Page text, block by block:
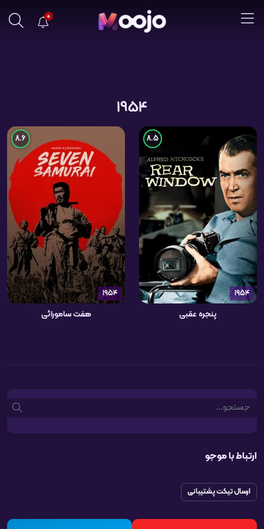
0
1954
1954
8.5
پنجره عقبی
1954
8.6
هفت سامورائی
Search
ارتباط با موجو
ارسال تیکت پشتیبانی